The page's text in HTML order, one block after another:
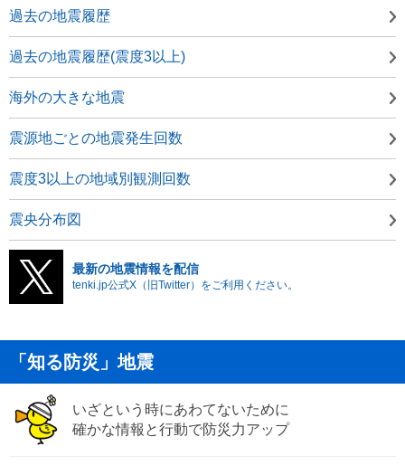
過去の地震履歴
過去の地震履歴(震度3以上)
海外の大きな地震
震源地ごとの地震発生回数
震度3以上の地域別観測回数
震央分布図
最新の地震情報を配信
tenki.jp公式X（旧Twitter）をご利用ください。
「知る防災」地震
いざという時にあわてないために
確かな情報と行動で防災力アップ